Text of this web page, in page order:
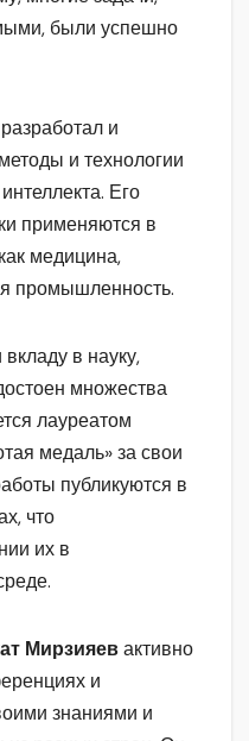
были успешно
и
и технологии
Его
применяются в
медицина,
промышленность.
в науку,
множества
лауреатом
медаль» за свои
публикуются в
что
их в
Мирзияевактивно
и
знаниями и